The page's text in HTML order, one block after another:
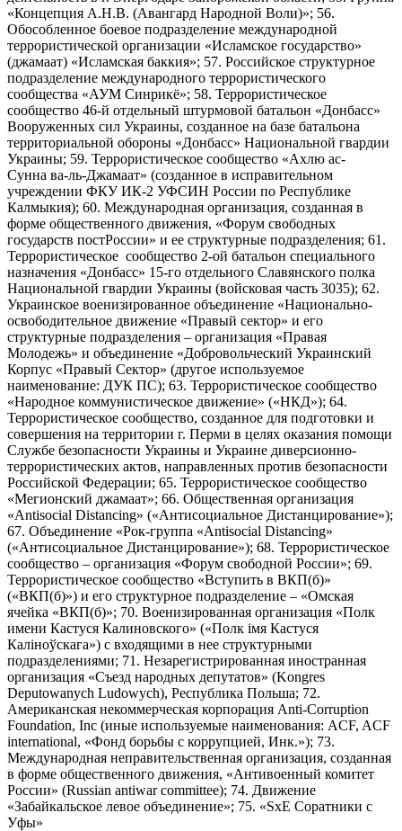
«Концепция А.Н.В. (Авангард Народной Воли)»; 56.
Обособленное боевое подразделение международной
террористической организации «Исламское государство»
(джамаат) «Исламская баккия»; 57. Российское структурное
подразделение международного террористического
сообщества «АУМ Синрикё»; 58. Террористическое
сообщество 46-й отдельный штурмовой батальон «Донбасс»
Вооруженных сил Украины, созданное на базе батальона
территориальной обороны «Донбасс» Национальной гвардии
Украины; 59. Террористическое сообщество «Ахлю ас-
Сунна ва-ль-Джамаат» (созданное в исправительном
учреждении ФКУ ИК-2 УФСИН России по Республике
Калмыкия); 60. Международная организация, созданная в
форме общественного движения, «Форум свободных
государств постРоссии» и ее структурные подразделения; 61.
Террористическое сообщество 2-ой батальон специального
назначения «Донбасс» 15-го отдельного Славянского полка
Национальной гвардии Украины (войсковая часть 3035); 62.
Украинское военизированное объединение «Национально-
освободительное движение «Правый сектор» и его
структурные подразделения – организация «Правая
Молодежь» и объединение «Добровольческий Украинский
Корпус «Правый Сектор» (другое используемое
наименование: ДУК ПС); 63. Террористическое сообщество
«Народное коммунистическое движение» («НКД»); 64.
Террористическое сообщество, созданное для подготовки и
совершения на территории г. Перми в целях оказания помощи
Службе безопасности Украины и Украине диверсионно-
террористических актов, направленных против безопасности
Российской Федерации; 65. Террористическое сообщество
«Мегионский джамаат»; 66. Общественная организация
«Antisocial Distancing» («Антисоциальное Дистанцирование»);
67. Объединение «Рок-группа «Antisocial Distancing»
(«Антисоциальное Дистанцирование»); 68. Террористическое
сообщество – организация «Форум свободной России»; 69.
Террористическое сообщество «Вступить в ВКП(б)»
(«ВКП(б)») и его структурное подразделение – «Омская
ячейка «ВКП(б)»; 70. Военизированная организация «Полк
имени Кастуся Калиновского» («Полк iмя Кастуся
Калiноўскага») с входящими в нее структурными
подразделениями; 71. Незарегистрированная иностранная
организация «Съезд народных депутатов» (Kongres
Deputowanych Ludowych), Республика Польша; 72.
Американская некоммерческая корпорация Anti-Corruption
Foundation, Inc (иные используемые наименования: ACF, ACF
international, «Фонд борьбы с коррупцией, Инк.»); 73.
Международная неправительственная организация, созданная
в форме общественного движения, «Антивоенный комитет
России» (Russian antiwar committee); 74. Движение
«Забайкальское левое объединение»; 75. «SxE Соратники с
Уфы»